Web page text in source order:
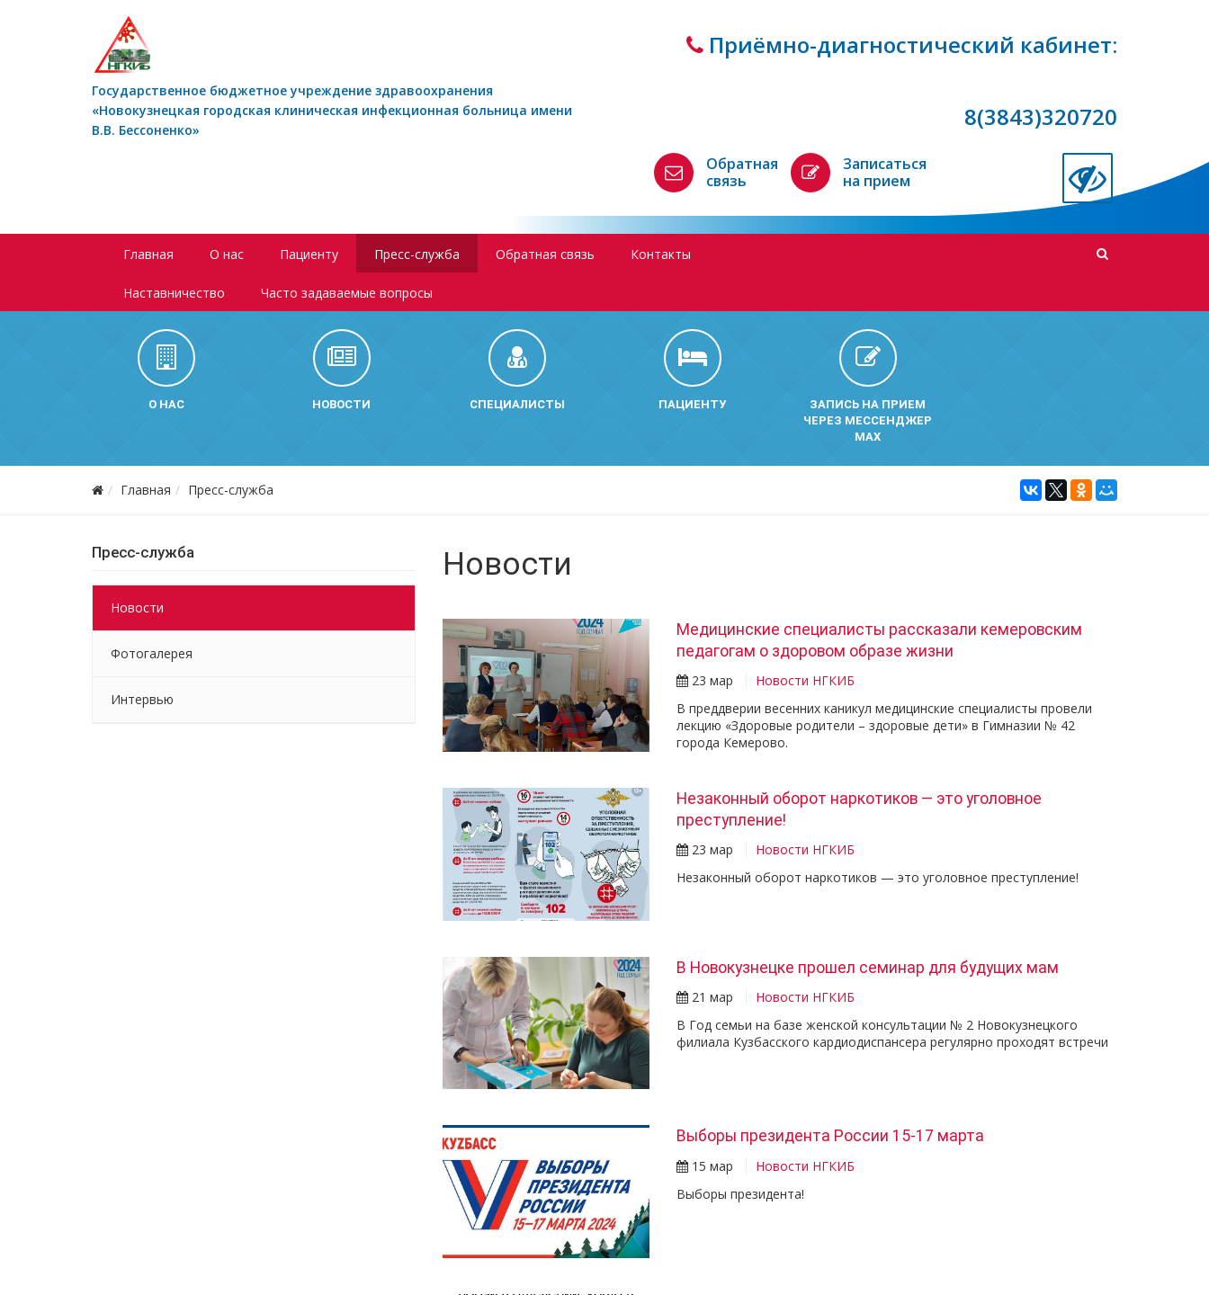
Государственное бюджетное учреждение здравоохранения
«Новокузнецкая городская клиническая инфекционная больница имени
В.В. Бессоненко»
Приёмно-диагностический кабинет:
8(3843)320720
Обратная
связь
Записаться
на прием
Главная О нас Пациенту Пресс-служба Обратная связь Контакты
Наставничество Часто задаваемые вопросы
О НАС НОВОСТИ СПЕЦИАЛИСТЫ ПАЦИЕНТУ
ЗАПИСЬ НА ПРИЕМ
ЧЕРЕЗ МЕССЕНДЖЕР
MAX
Главная Пресс-служба
Пресс-служба
Новости
Фотогалерея
Интервью
Новости
Медицинские специалисты рассказали кемеровским
педагогам о здоровом образе жизни
23 мар
Новости НГКИБ
В преддверии весенних каникул медицинские специалисты провели
лекцию «Здоровые родители – здоровые дети» в Гимназии № 42
города Кемерово.
Незаконный оборот наркотиков — это уголовное
преступление!
23 мар
Новости НГКИБ
Незаконный оборот наркотиков — это уголовное преступление!
В Новокузнецке прошел семинар для будущих мам
21 мар
Новости НГКИБ
В Год семьи на базе женской консультации № 2 Новокузнецкого
филиала Кузбасского кардиодиспансера регулярно проходят встречи
Выборы президента России 15-17 марта
15 мар
Новости НГКИБ
Выборы президента!